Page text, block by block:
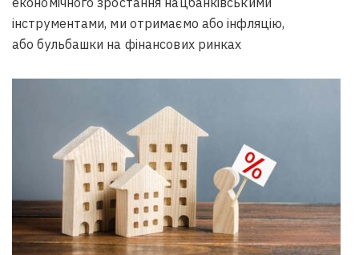
інструментами, ми отримаємо або інфляцію,
або бульбашки на фінансових ринках